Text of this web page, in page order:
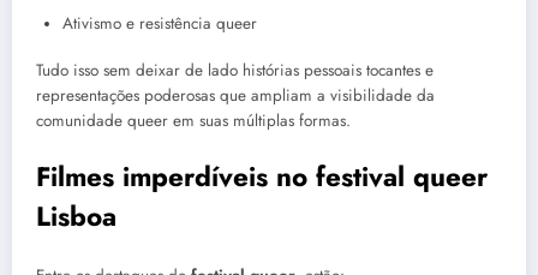
Ativismo e resistência queer
Tudo isso sem deixar de lado histórias pessoais tocantes e
representações poderosas que ampliam a visibilidade da
comunidade queer em suas múltiplas formas.
Filmes imperdíveis no festival queer
Lisboa